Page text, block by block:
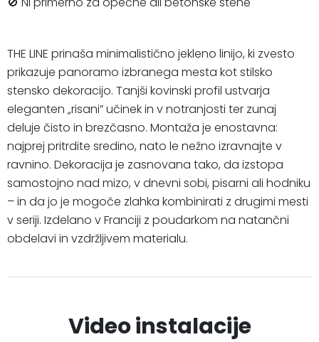
THE LINE prinaša minimalistično jekleno linijo, ki zvesto
prikazuje panoramo izbranega mesta kot stilsko
stensko dekoracijo. Tanjši kovinski profil ustvarja
eleganten „risani” učinek in v notranjosti ter zunaj
deluje čisto in brezčasno. Montaža je enostavna:
najprej pritrdite sredino, nato le nežno izravnajte v
ravnino. Dekoracija je zasnovana tako, da izstopa
samostojno nad mizo, v dnevni sobi, pisarni ali hodniku
– in da jo je mogoče zlahka kombinirati z drugimi mesti
v seriji. Izdelano v Franciji z poudarkom na natančni
obdelavi in ​​vzdržljivem materialu.
Video instalacije